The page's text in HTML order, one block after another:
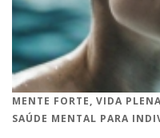
MENTE FORTE, VIDA
SAÚDE MENTAL PARA